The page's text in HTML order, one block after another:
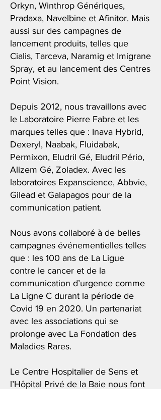
Orkyn, Winthrop Génériques,
Pradaxa, Navelbine et Afinitor. Mais
aussi sur des campagnes de
lancement produits, telles que
Cialis, Tarceva, Naramig et Imigrane
Spray, et au lancement des Centres
Point Vision.
Depuis 2012, nous travaillons avec
le Laboratoire Pierre Fabre et les
marques telles que : Inava Hybrid,
Dexeryl, Naabak, Fluidabak,
Permixon, Eludril Gé, Eludril Pério,
Alizem Gé, Zoladex. Avec les
laboratoires Expanscience, Abbvie,
Gilead et Galapagos pour de la
communication patient.
Nous avons collaboré à de belles
campagnes événementielles telles
que : les 100 ans de La Ligue
contre le cancer et de la
communication d’urgence comme
La Ligne C durant la période de
Covid 19 en 2020. Un partenariat
avec les associations qui se
prolonge avec La Fondation des
Maladies Rares.
Le Centre Hospitalier de Sens et
l’Hôpital Privé de la Baie nous font